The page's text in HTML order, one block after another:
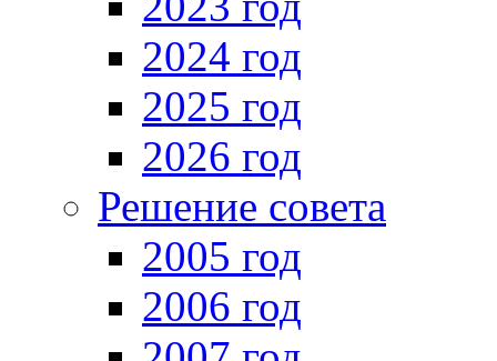
2024 год
2025 год
2026 год
Решение совета
2005 год
2006 год